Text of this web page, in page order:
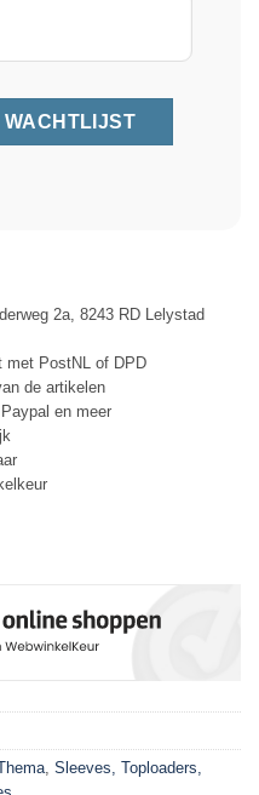
2a, 8243 RD Lelystad
met PostNL of DPD
de artikelen
en meer
, Sleeves, Toploaders,